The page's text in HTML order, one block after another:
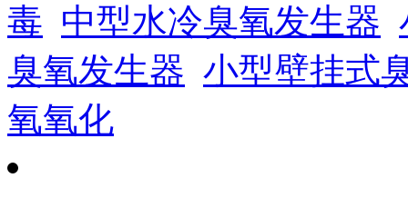
毒 中型水冷臭氧发生器
臭氧发生器 小型壁挂式
氧氧化